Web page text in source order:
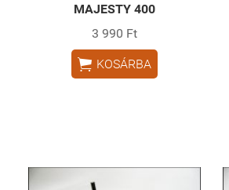
MAJESTY 400
3 990 Ft
 KOSÁRBA